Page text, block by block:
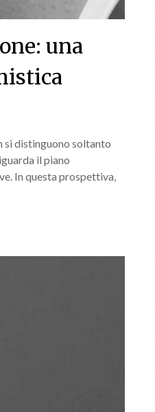
una
si distinguono soltanto
il piano
In questa prospettiva,